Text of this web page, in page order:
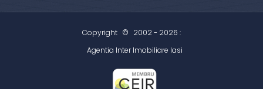
Copyright © 2002 - 2026 :
Agentia Inter Imobiliare Iasi